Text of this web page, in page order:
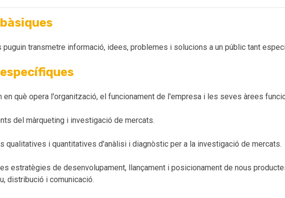
puguin transmetre informació, idees, problemes i solucions a un públic tant
en què opera l'organització, el funcionament de l'empresa i les seves àrees
del màrqueting i investigació de mercats.
qualitatives i quantitatives d'anàlisi i diagnòstic per a la investigació de mercats.
estratègies de desenvolupament, llançament i posicionament de nous
distribució i comunicació.